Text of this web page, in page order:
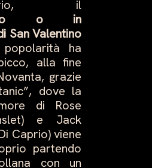
il
o in
San Valentino
ha
alla fine
grazie
dove la
di Rose
e Jack
Caprio) viene
partendo
con un